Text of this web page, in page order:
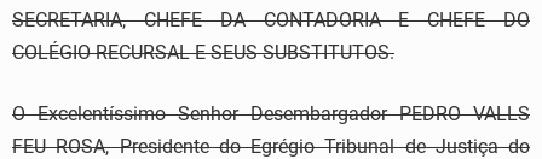
SECRETARIA, CHEFE DA CONTADORIA E CHEFE DO
COLÉGIO RECURSAL E SEUS SUBSTITUTOS.
O Excelentíssimo Senhor Desembargador PEDRO VALLS
FEU ROSA, Presidente do Egrégio Tribunal de Justiça do